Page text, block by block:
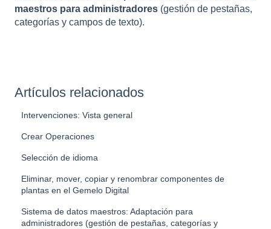
maestros para administradores (gestión de pestañas,
categorías y campos de texto).
Artículos relacionados
Intervenciones: Vista general
Crear Operaciones
Selección de idioma
Eliminar, mover, copiar y renombrar componentes de
plantas en el Gemelo Digital
Sistema de datos maestros: Adaptación para
administradores (gestión de pestañas, categorías y